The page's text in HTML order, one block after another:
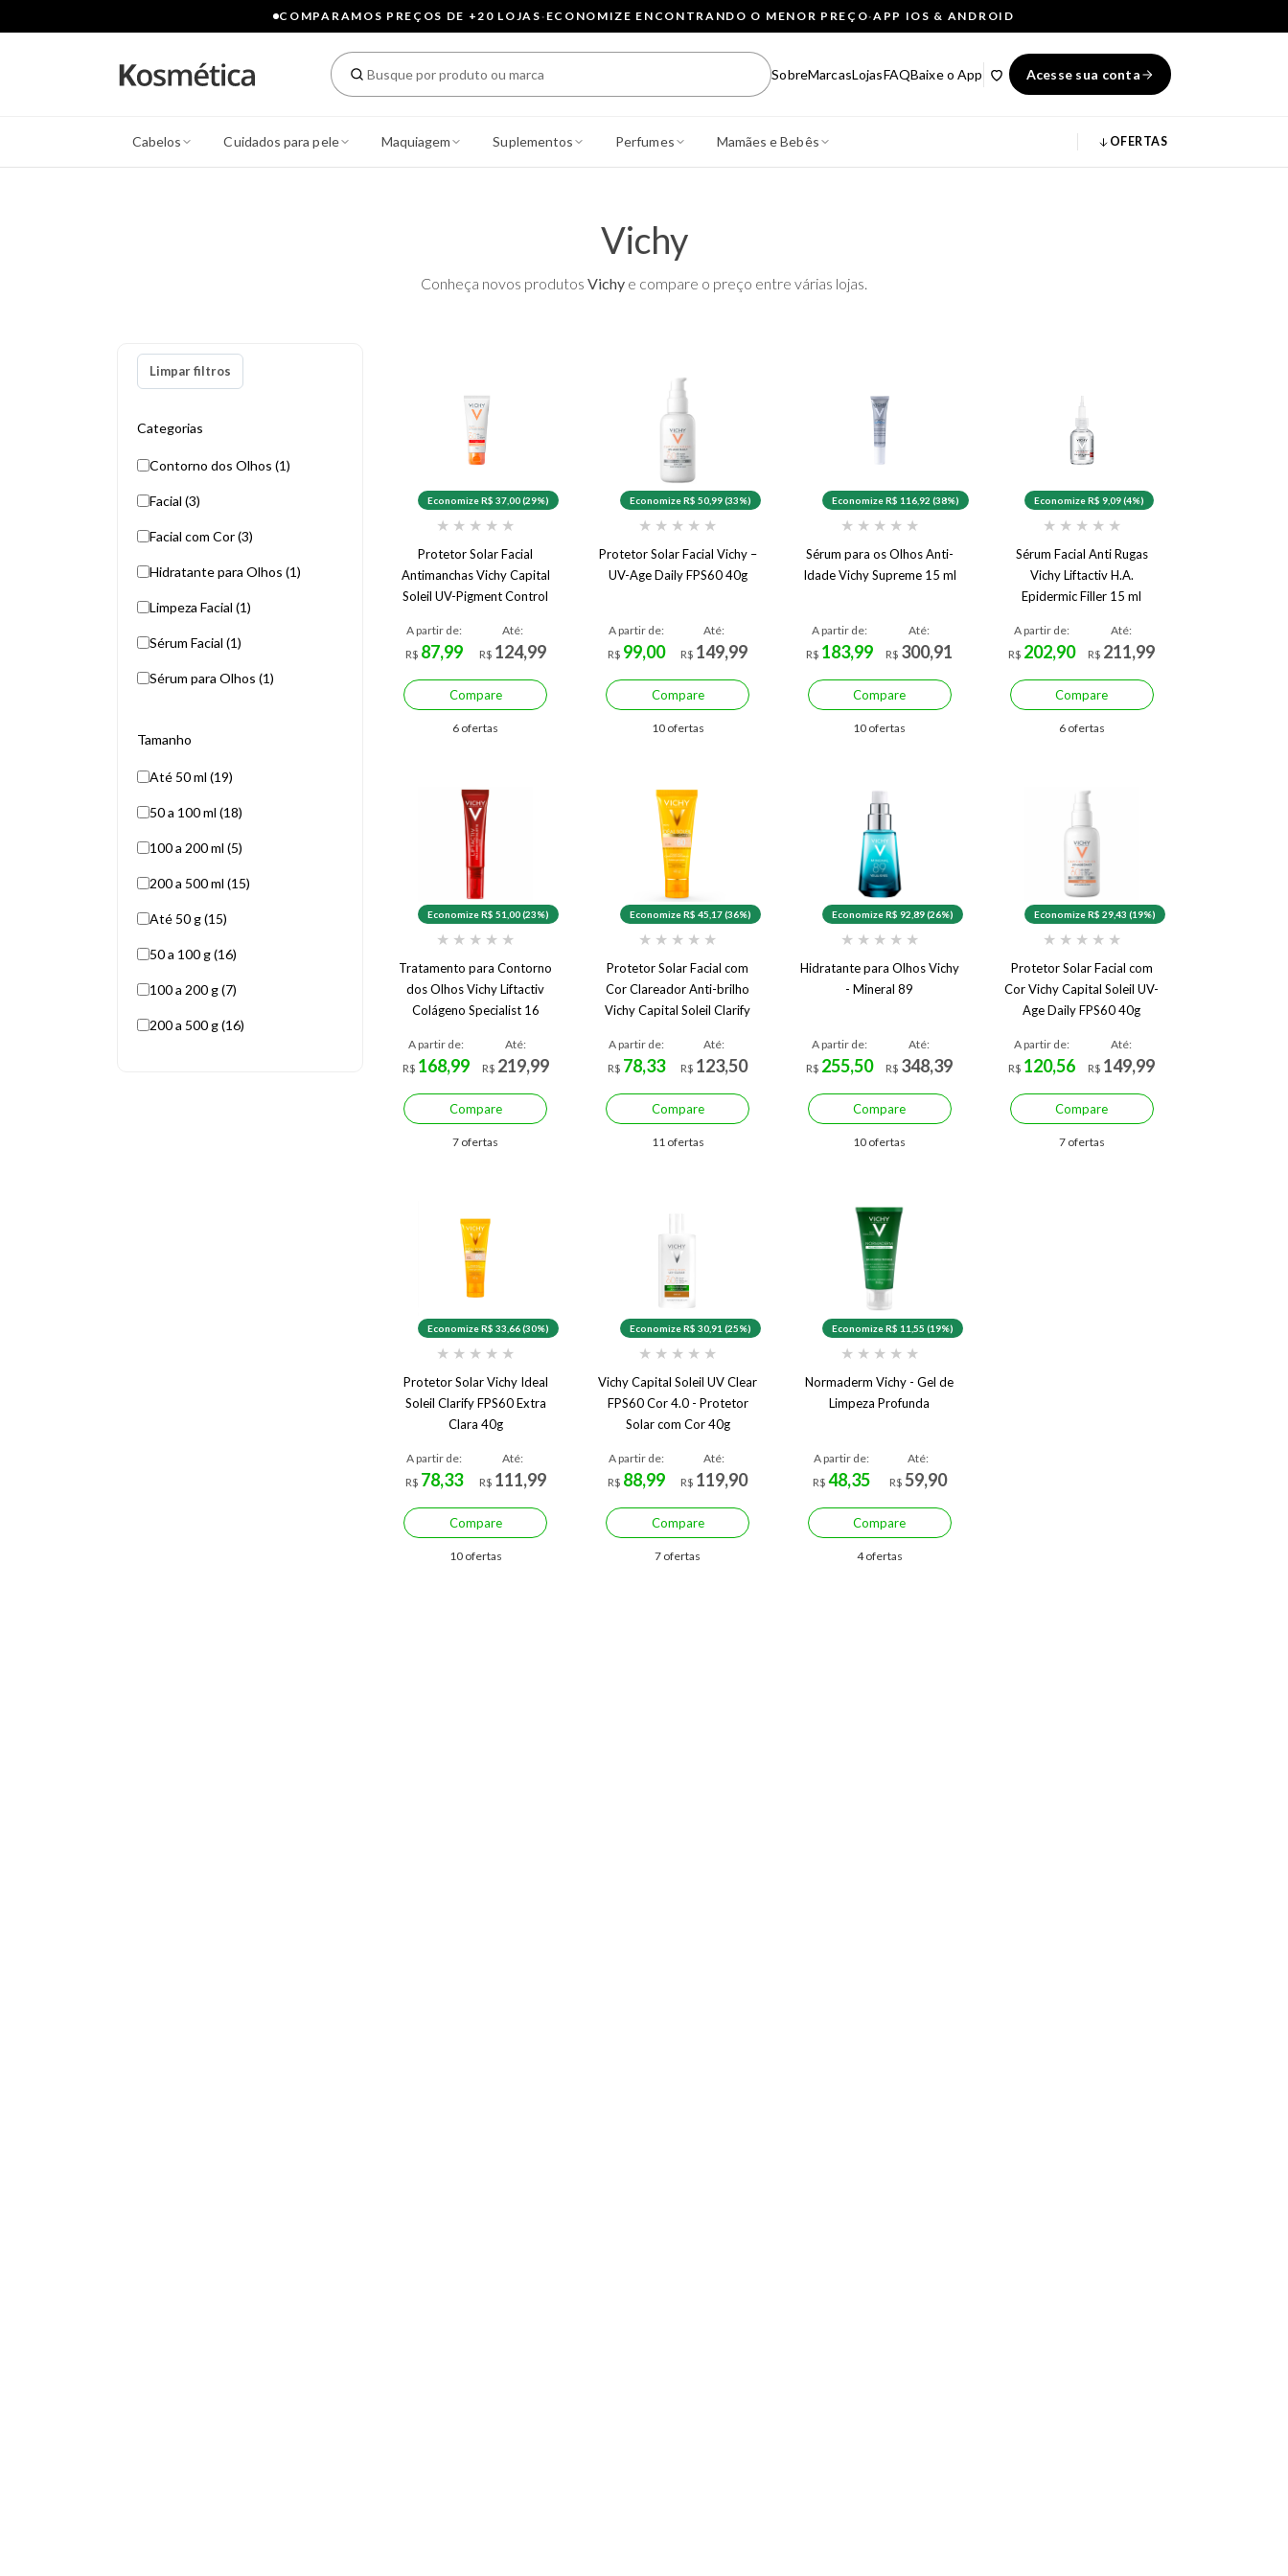
COMPARAMOS PREÇOS DE +20 LOJAS· ECONOMIZE ENCONTRANDO O MENOR PREÇO·APP IOS & ANDROID
SobreMarcasLojasFAQBaixe o App Acesse sua conta
Cabelos Cuidados para pele Maquiagem Suplementos Perfumes Mamães e Bebês OFERTAS
Vichy
Conheça novos produtos Vichy e compare o preço entre várias lojas.
Limpar filtros
Categorias
Contorno dos Olhos (1)
Facial (3)
Facial com Cor (3)
Hidratante para Olhos (1)
Limpeza Facial (1)
Sérum Facial (1)
Sérum para Olhos (1)
Tamanho
Até 50 ml (19)
50 a 100 ml (18)
100 a 200 ml (5)
200 a 500 ml (15)
Até 50 g (15)
50 a 100 g (16)
100 a 200 g (7)
200 a 500 g (16)
Economize R$ 37,00 (29%)
★ ★ ★ ★ ★
Protetor Solar Facial
Antimanchas Vichy Capital
Soleil UV-Pigment Control
A partir de:
R$ 87,99
Até:
R$ 124,99
Compare
6 ofertas
Economize R$ 50,99 (33%)
★ ★ ★ ★ ★
Protetor Solar Facial Vichy –
UV-Age Daily FPS60 40g
A partir de:
R$ 99,00
Até:
R$ 149,99
Compare
10 ofertas
Economize R$ 116,92 (38%)
★ ★ ★ ★ ★
Sérum para os Olhos Anti-
Idade Vichy Supreme 15 ml
A partir de:
R$ 183,99
Até:
R$ 300,91
Compare
10 ofertas
Economize R$ 9,09 (4%)
★ ★ ★ ★ ★
Sérum Facial Anti Rugas
Vichy Liftactiv H.A.
Epidermic Filler 15 ml
A partir de:
R$ 202,90
Até:
R$ 211,99
Compare
6 ofertas
Economize R$ 51,00 (23%)
★ ★ ★ ★ ★
Tratamento para Contorno
dos Olhos Vichy Liftactiv
Colágeno Specialist 16
A partir de:
R$ 168,99
Até:
R$ 219,99
Compare
7 ofertas
Economize R$ 45,17 (36%)
★ ★ ★ ★ ★
Protetor Solar Facial com
Cor Clareador Anti-brilho
Vichy Capital Soleil Clarify
A partir de:
R$ 78,33
Até:
R$ 123,50
Compare
11 ofertas
Economize R$ 92,89 (26%)
★ ★ ★ ★ ★
Hidratante para Olhos Vichy
- Mineral 89
A partir de:
R$ 255,50
Até:
R$ 348,39
Compare
10 ofertas
Economize R$ 29,43 (19%)
★ ★ ★ ★ ★
Protetor Solar Facial com
Cor Vichy Capital Soleil UV-
Age Daily FPS60 40g
A partir de:
R$ 120,56
Até:
R$ 149,99
Compare
7 ofertas
Economize R$ 33,66 (30%)
★ ★ ★ ★ ★
Protetor Solar Vichy Ideal
Soleil Clarify FPS60 Extra
Clara 40g
A partir de:
R$ 78,33
Até:
R$ 111,99
Compare
10 ofertas
Economize R$ 30,91 (25%)
★ ★ ★ ★ ★
Vichy Capital Soleil UV Clear
FPS60 Cor 4.0 - Protetor
Solar com Cor 40g
A partir de:
R$ 88,99
Até:
R$ 119,90
Compare
7 ofertas
Economize R$ 11,55 (19%)
★ ★ ★ ★ ★
Normaderm Vichy - Gel de
Limpeza Profunda
A partir de:
R$48,35
Até:
R$ 59,90
Compare
4 ofertas